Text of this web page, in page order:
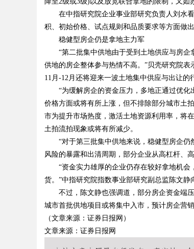
Bo
ar
在中指研究院企业事业部研究负责人刘水看
积、初始价格、试点规则和品质要求等方面做
稳健型房企仍是拿地主力军
“第二批集中供地由于受到土地供应与房企
供地的房企整体参与热情不高。”贝壳研究院
11月-12月还将迎来一波土地集中供应与出让的
“为缓解房企的资金压力，多地正通过优化
价格方面或将有所上涨，但不排除部分城市土
市为提升市场热度，激活土地资源利用率，将
土拍流拍现象或将有所减少。
“对于第三批集中供地来说，稳健型房企仍
风险的暴露和出清周期，部分企业从高杠杆、
“资金实力雄厚的企业仍存在较好拿地机会
货。”中指研究院指数事业部研究副总监陈文静
不过，陈文静也强调道，部分房企资金端压
城市首批供地项目或将集中入市，预计房企营
（文章来源：证券日报网）
文章来源：证券日报网